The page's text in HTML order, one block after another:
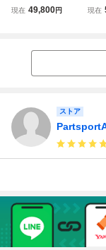
S2000 AP2 エン
現在 49,800円 現在
ストア